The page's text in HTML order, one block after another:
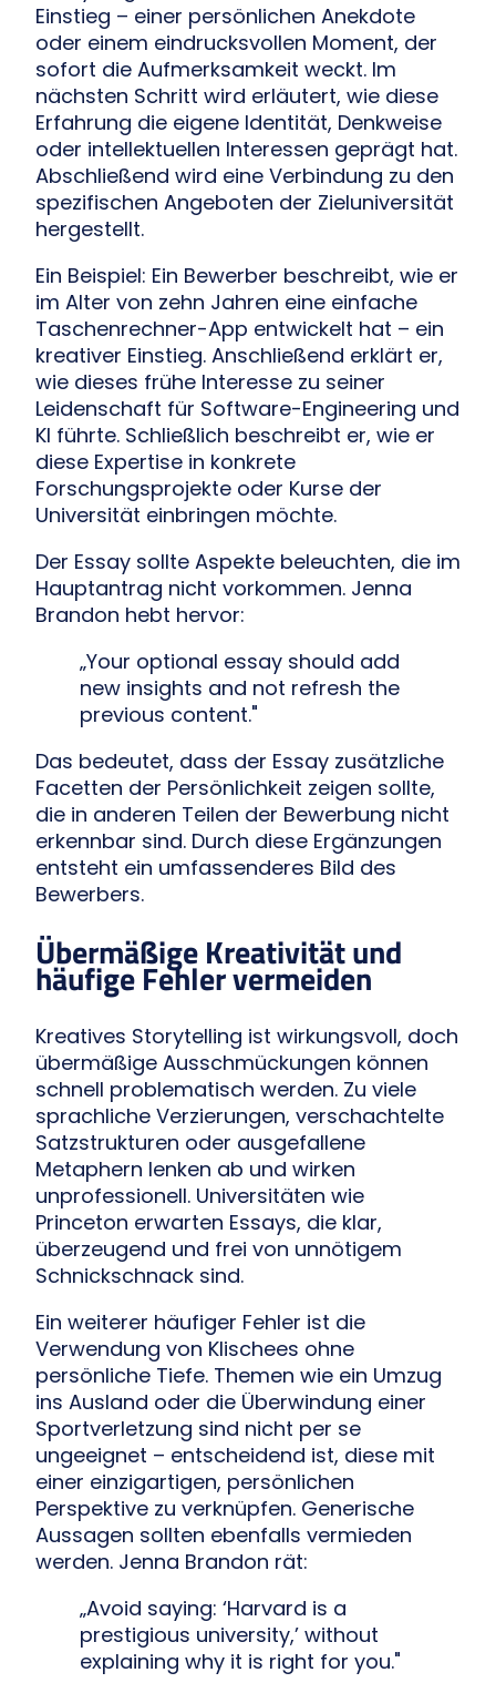
Einstieg – einer persönlichen Anekdote
oder einem eindrucksvollen Moment, der
sofort die Aufmerksamkeit weckt. Im
nächsten Schritt wird erläutert, wie diese
Erfahrung die eigene Identität, Denkweise
oder intellektuellen Interessen geprägt hat.
Abschließend wird eine Verbindung zu den
spezifischen Angeboten der Zieluniversität
hergestellt.
Ein Beispiel: Ein Bewerber beschreibt, wie er
im Alter von zehn Jahren eine einfache
Taschenrechner-App entwickelt hat – ein
kreativer Einstieg. Anschließend erklärt er,
wie dieses frühe Interesse zu seiner
Leidenschaft für Software-Engineering und
KI führte. Schließlich beschreibt er, wie er
diese Expertise in konkrete
Forschungsprojekte oder Kurse der
Universität einbringen möchte.
Der Essay sollte Aspekte beleuchten, die im
Hauptantrag nicht vorkommen. Jenna
Brandon hebt hervor:
„Your optional essay should add
new insights and not refresh the
previous content."
Das bedeutet, dass der Essay zusätzliche
Facetten der Persönlichkeit zeigen sollte,
die in anderen Teilen der Bewerbung nicht
erkennbar sind. Durch diese Ergänzungen
entsteht ein umfassenderes Bild des
Bewerbers.
Übermäßige Kreativität und
häufige Fehler vermeiden
Kreatives Storytelling ist wirkungsvoll, doch
übermäßige Ausschmückungen können
schnell problematisch werden. Zu viele
sprachliche Verzierungen, verschachtelte
Satzstrukturen oder ausgefallene
Metaphern lenken ab und wirken
unprofessionell. Universitäten wie
Princeton erwarten Essays, die klar,
überzeugend und frei von unnötigem
Schnickschnack sind.
Ein weiterer häufiger Fehler ist die
Verwendung von Klischees ohne
persönliche Tiefe. Themen wie ein Umzug
ins Ausland oder die Überwindung einer
Sportverletzung sind nicht per se
ungeeignet – entscheidend ist, diese mit
einer einzigartigen, persönlichen
Perspektive zu verknüpfen. Generische
Aussagen sollten ebenfalls vermieden
werden. Jenna Brandon rät:
„Avoid saying: ‘Harvard is a
prestigious university,’ without
explaining why it is right for you."